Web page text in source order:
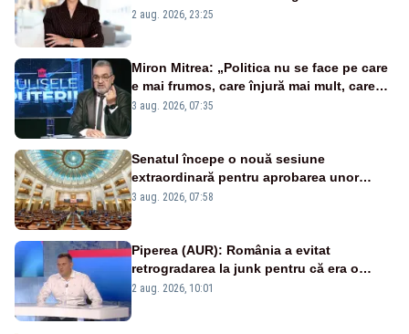
portiță?”
2 aug. 2026, 23:25
Miron Mitrea: „Politica nu se face pe care
e mai frumos, care înjură mai mult, care
țipă mai tare, ci pe proiecte”
3 aug. 2026, 07:35
Senatul începe o nouă sesiune
extraordinară pentru aprobarea unor
jaloane din PNRR
3 aug. 2026, 07:58
Piperea (AUR): România a evitat
retrogradarea la junk pentru că era o
catastrofă pentru bănci și fondurile de
2 aug. 2026, 10:01